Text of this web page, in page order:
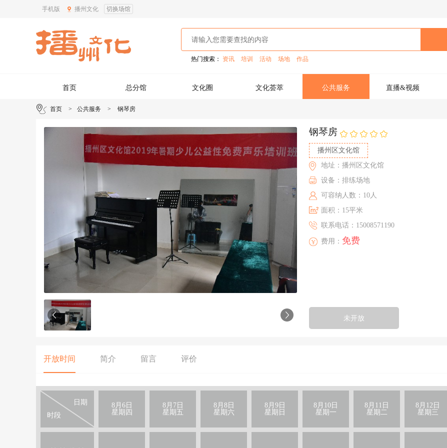
手机版 播州文化 切换场馆
热门搜索： 资讯 培训 活动 场地 作品
首页 总分馆 文化圈 文化荟萃 公共服务 直播&视频
首页 > 公共服务 > 钢琴房
钢琴房
播州区文化馆
地址：播州区文化馆
设备：排练场地
可容纳人数：10人
面积：15平米
联系电话：15008571190
费用： 免费
未开放
开放时间 简介 留言 评价
日期
时段
8月6日
星期四
8月7日
星期五
8月8日
星期六
8月9日
星期日
8月10日
星期一
8月11日
星期二
8月12日
星期三